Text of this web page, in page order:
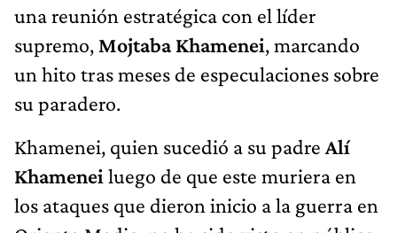
una reunión estratégica con el líder
supremo, Mojtaba Khamenei, marcando
un hito tras meses de especulaciones sobre
su paradero.
Khamenei, quien sucedió a su padre Alí
Khamenei luego de que este muriera en
los ataques que dieron inicio a la guerra en